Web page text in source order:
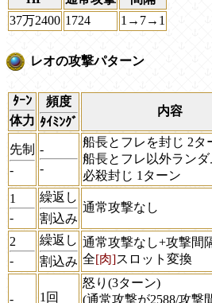
37万2400 1724 1→7→1
レオの攻撃パターン
ﾀｰﾝ
体力
頻度
ﾀｲﾐﾝｸﾞ
内容
先制
-
-
-
船長とフレを封じ 2タ
船長とフレ以外ランダ
必殺封じ 1ターン
1
-
繰返し
割込み
通常攻撃なし
2
-
繰返し
割込み
通常攻撃なし+攻撃間
全[肉]スロット変換
-
1回
怒り(3ターン)
(通常攻撃が2588/攻撃